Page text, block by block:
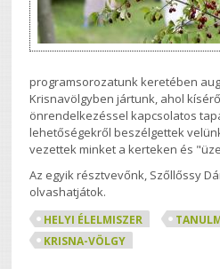
programsorozatunk keretében
Krisnavölgyben jártunk, ahol
önrendelkezéssel kapcsolatos
lehetőségekről beszélgettek
vezettek minket a kerteken és
Az egyik résztvevőnk, Szőllőssy
olvashatjátok.
HELYI ÉLELMISZER
KRISNA-VÖLGY